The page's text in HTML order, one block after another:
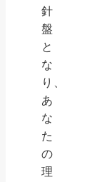
針
盤
と
な
り、
あ
な
た
の
理